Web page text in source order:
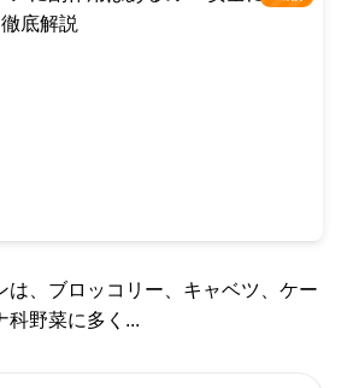
は、ブロッコリー、キャベツ、ケー
科野菜に多く...